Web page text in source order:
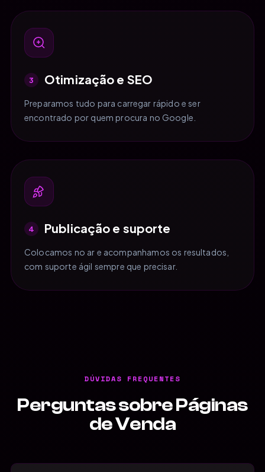
3 Otimização e SEO
Preparamos tudo para carregar rápido e ser
encontrado por quem procura no Google.
4 Publicação e suporte
Colocamos no ar e acompanhamos os resultados,
com suporte ágil sempre que precisar.
DÚVIDAS FREQUENTES
Perguntas sobre Páginas
de Venda